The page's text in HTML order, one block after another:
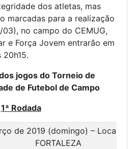
dos atletas, mas
marcadas para a realização
no campo do CEMUG,
e Força Jovem entrarão em
jogos do Torneio de
de Futebol de Campo
1ª Rodada
de 2019 (domingo) – Local:
FORTALEZA